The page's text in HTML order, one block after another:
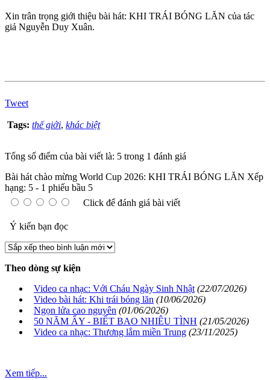
Xin trân trọng giới thiệu bài hát: KHI TRÁI BÓNG LĂN của tác
giả Nguyễn Duy Xuân.
Tweet
Tags: thế giới, khác biệt
Tổng số điểm của bài viết là: 5 trong 1 đánh giá
Bài hát chào mừng World Cup 2026: KHI TRÁI BÓNG LĂN Xếp
hạng: 5 - 1 phiếu bầu 5
Click để đánh giá bài viết
Ý kiến bạn đọc
Theo dòng sự kiện
Video ca nhạc: Với Cháu Ngày Sinh Nhật (22/07/2026)
Video bài hát: Khi trái bóng lăn (10/06/2026)
Ngọn lửa cao nguyên (01/06/2026)
50 NĂM ẤY - BIẾT BAO NHIÊU TÌNH (21/05/2026)
Video ca nhạc: Thương lắm miền Trung (23/11/2025)
Xem tiếp...